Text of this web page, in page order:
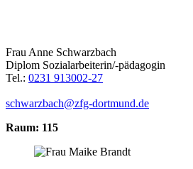
Frau Anne Schwarzbach
Diplom Sozialarbeiterin/-pädagogin
Tel.: 0231 913002-27
schwarzbach@zfg-dortmund.de
Raum: 115